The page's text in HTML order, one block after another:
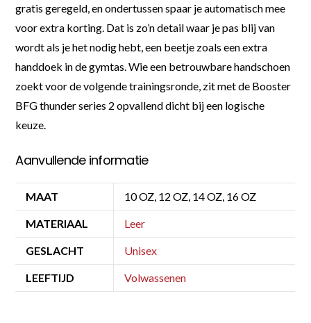
gratis geregeld, en ondertussen spaar je automatisch mee
voor extra korting. Dat is zo’n detail waar je pas blij van
wordt als je het nodig hebt, een beetje zoals een extra
handdoek in de gymtas. Wie een betrouwbare handschoen
zoekt voor de volgende trainingsronde, zit met de Booster
BFG thunder series 2 opvallend dicht bij een logische
keuze.
Aanvullende informatie
MAAT 10 OZ, 12 OZ, 14 OZ, 16 OZ
MATERIAAL Leer
GESLACHT Unisex
LEEFTIJD Volwassenen